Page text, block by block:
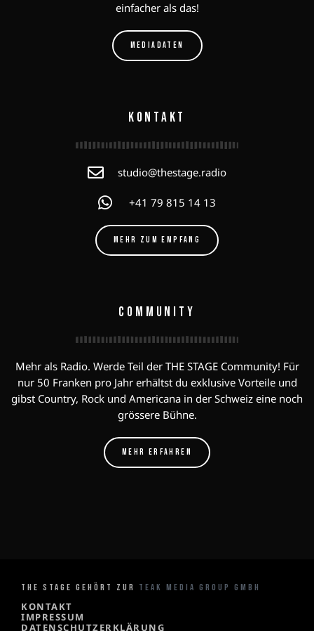
einfacher als das!
MEDIADATEN
KONTAKT
studio@thestage.radio
+41 79 815 14 13
MEHR ZUM EMPFANG
COMMUNITY
Mehr als Radio. Werde Teil der THE STAGE Community! Für
nur 50 Franken pro Jahr erhältst du exklusive Vorteile und
gibst Country, Rock und Americana in der Schweiz eine noch
grössere Bühne.
MEHR ERFAHREN
THE STAGE GEHÖRT ZUR TEAK MEDIA GROUP GMBH
KONTAKT
IMPRESSUM
DATENSCHUTZERKLÄRUNG